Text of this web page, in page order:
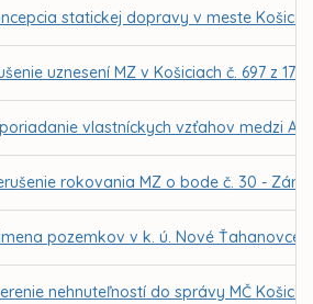
statickej dopravy v meste Košice
uznesení MZ v Košiciach č. 697 z
vlastníckych vzťahov medzi
rokovania MZ o bode č. 30 -
pozemkov v k. ú. Nové Ťahanovce
nehnuteľností do správy MČ Košice